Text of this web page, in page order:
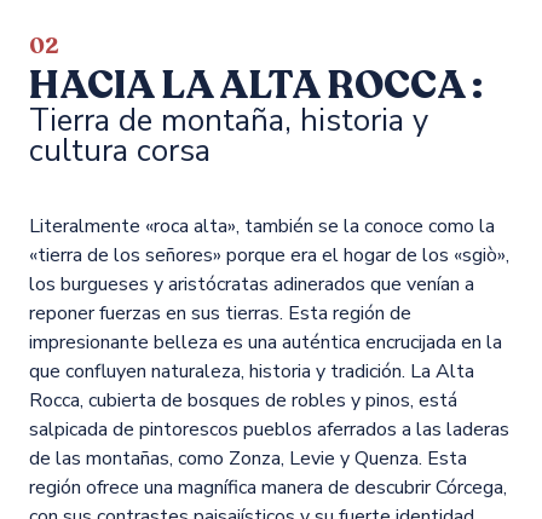
02
HACIA LA ALTA ROCCA :
Tierra de montaña, historia y
cultura corsa
Literalmente «roca alta», también se la conoce como la
«tierra de los señores» porque era el hogar de los «sgiò»,
los burgueses y aristócratas adinerados que venían a
reponer fuerzas en sus tierras. Esta región de
impresionante belleza es una auténtica encrucijada en la
que confluyen naturaleza, historia y tradición. La Alta
Rocca, cubierta de bosques de robles y pinos, está
salpicada de pintorescos pueblos aferrados a las laderas
de las montañas, como Zonza, Levie y Quenza. Esta
región ofrece una magnífica manera de descubrir Córcega,